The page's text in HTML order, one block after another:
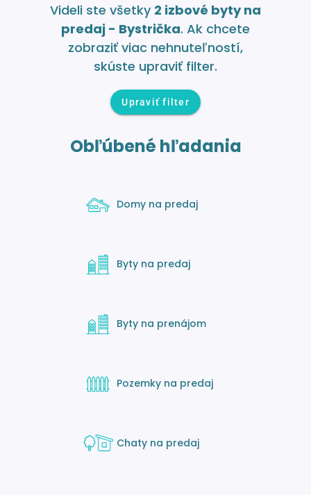
Videli ste všetky 2 izbové byty na
predaj - Bystrička. Ak chcete
zobraziť viac nehnuteľností,
skúste upraviť filter.
Upraviť filter
Obľúbené hľadania
Domy na predaj
Byty na predaj
Byty na prenájom
Pozemky na predaj
Chaty na predaj